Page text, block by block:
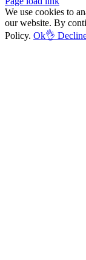
We use cookies to
our website. By
Policy. Ok👌